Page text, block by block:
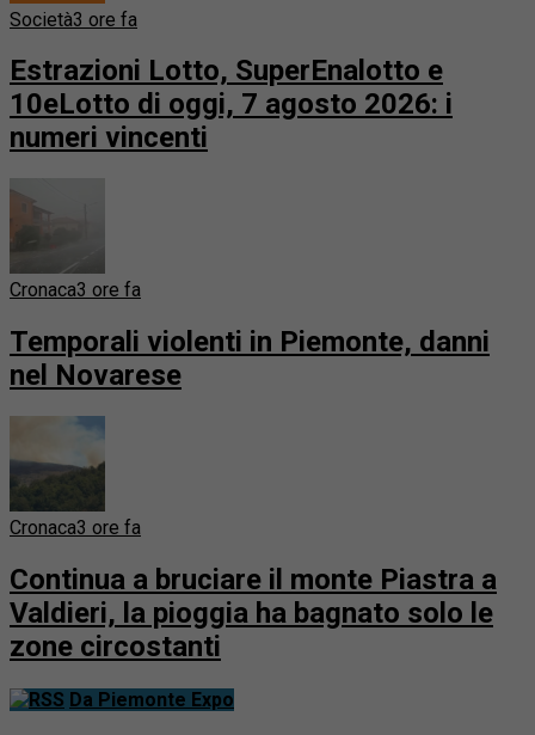
Società3 ore fa
Estrazioni Lotto, SuperEnalotto e
10eLotto di oggi, 7 agosto 2026: i
numeri vincenti
Cronaca3 ore fa
Temporali violenti in Piemonte, danni
nel Novarese
Cronaca3 ore fa
Continua a bruciare il monte Piastra a
Valdieri, la pioggia ha bagnato solo le
zone circostanti
Da Piemonte Expo